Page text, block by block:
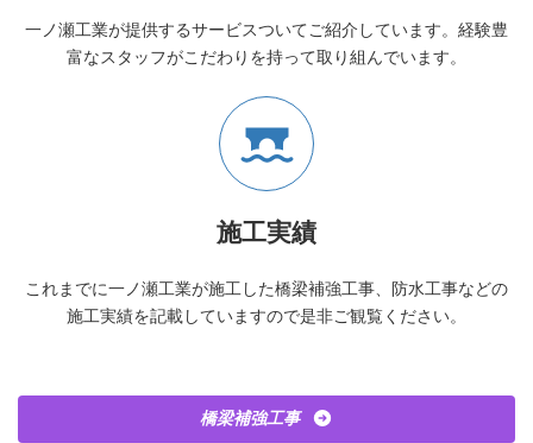
一ノ瀬工業が提供するサービスついてご紹介しています。経験豊
富なスタッフがこだわりを持って取り組んでいます。
施工実績
これまでに一ノ瀬工業が施工した橋梁補強工事、防水工事などの
施工実績を記載していますので是非ご観覧ください。
橋梁補強工事